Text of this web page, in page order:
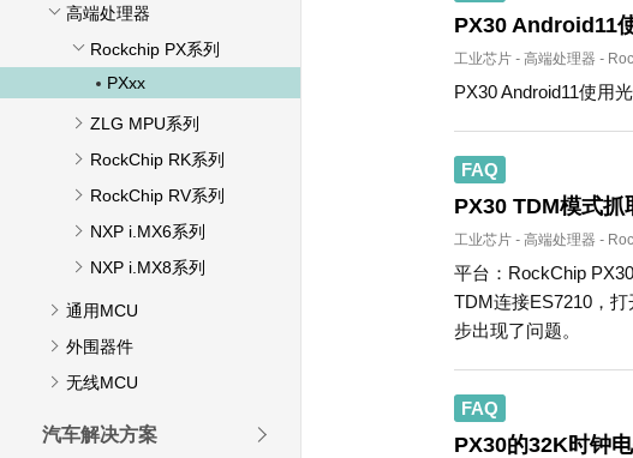
高端处理器
Rockchip PX系列
PXxx
ZLG MPU系列
RockChip RK系列
RockChip RV系列
NXP i.MX6系列
NXP i.MX8系列
通用MCU
外围器件
无线MCU
汽车解决方案
PX30 Android11
工业芯片 - 高端处理器 -
PX30 Android11使用
FAQ
PX30 TDM模式
工业芯片 - 高端处理器 -
平台：RockChip
TDM连接ES7210，
步出现了问题。
FAQ
PX30的32K时钟